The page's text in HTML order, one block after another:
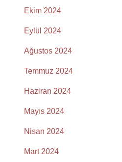
Ekim 2024
Eylül 2024
Ağustos 2024
Temmuz 2024
Haziran 2024
Mayıs 2024
Nisan 2024
Mart 2024